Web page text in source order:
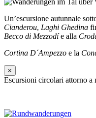
Un’escursione autunnale
Cianderou, Laghi Ghedina
Becco di Mezzodíe alla
Cortina D´Ampezzo e la
×
Escursioni circolari attorno a